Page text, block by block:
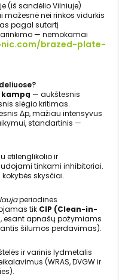
(iš sandėlio Vilniuje)
nei rinkos vidurkis
pagal sutartį
— nemokamai
brazed-plate-
— aukštesnis
slėgio kritimas.
Δp, mažiau intensyvus
standartinis —
etilenglikolio ir
tinkami inhibitoriai.
skysčiai.
periodinės
tik CIP (Clean-in-
esant apnašų požymiams
šilumos perdavimas).
ir varinis lydmetalis
(WRAS, DVGW ir